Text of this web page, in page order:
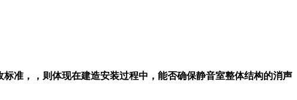
标准，，则体现在建造安装过程中，能否确保静音室整体结构的消声